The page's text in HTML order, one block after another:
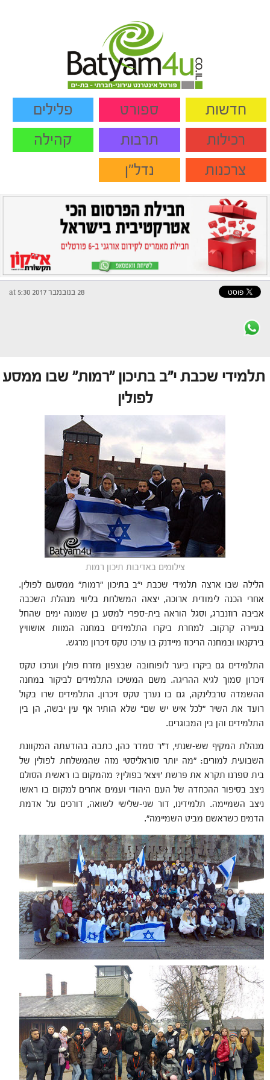
חדשות ספורט
פלילים
רכילות
תרבות
קהילה
צרכנות
נדל"ן
28 בנובמבר 2017 at 5:30
תלמידי שכבת י"ב בתיכון "רמות" שבו ממסע
לפולין
צילומים באדיבות תיכון רמות
הלילה שבו ארצה תלמידי שכבת י"ב בתיכון "רמות" ממסעם לפולין.
אחרי הכנה לימודית ארוכה, יצאה המשלחת בליווי מנהלת השכבה
אביבה רוזנברג, וסגל הוראה בית-ספרי למסע בן שמונה ימים שהחל
בעיירה קרקוב. למחרת ביקרו התלמידים במחנה המוות אושוויץ
בירקנאו ובמחנה הריכוז מיידנק בו ערכו טקס זיכרון מרגש.
התלמידים גם ביקרו ביער לופוחובה שבצפון מזרח פולין וערכו טקס
זיכרון סמוך לגיא ההריגה. משם המשיכו התלמידים לביקור במחנה
ההשמדה טרבלינקה, גם בו נערך טקס זיכרון. התלמידים שרו בקול
רועד את השיר "לכל איש יש שם" שלא הותיר אף עין יבשה, הן בין
התלמידים והן בין המבוגרים.
מנהלת המקיף שש-שנתי, ד"ר סמדר כהן, כתבה בהודעתה המקוונת
השבועית למורים: "מה יותר סוראליסטי מזה שהמשלחת לפולין של
בית ספרנו תקרא את פרשת 'ויצא' בפולין? מהמקום בו ראשית הסולם
ניצב בסיפור ההכחדה של העם היהודי ועמים אחרים למקום בו ראשו
ניצב השמיימה. תלמידינו, דור שני-שלישי לשואה, דורכים על אדמת
הדמים כשראשם מביט השמיימה".